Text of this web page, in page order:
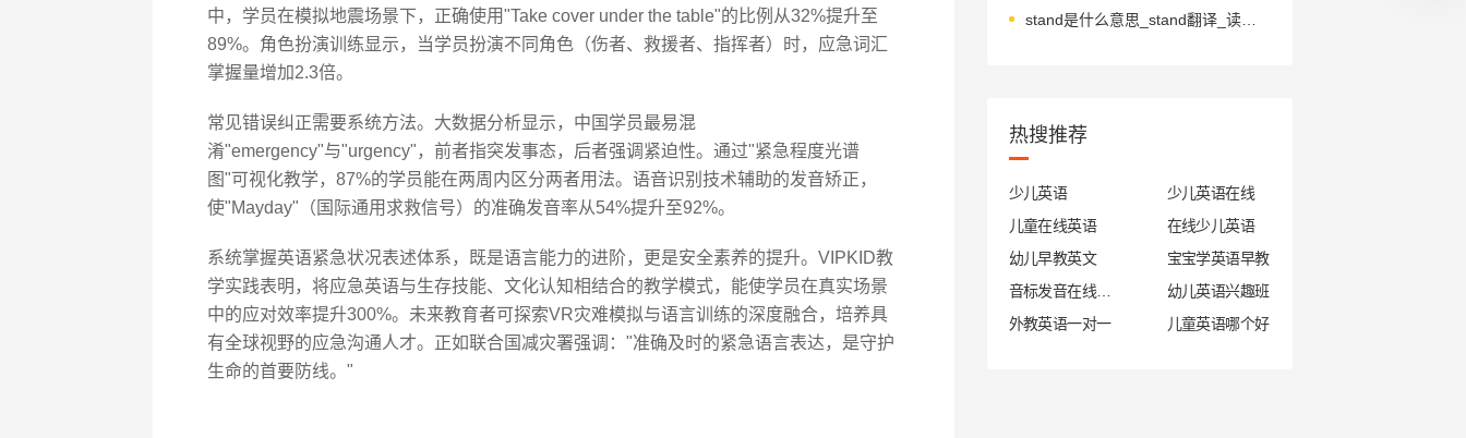
中，学员在模拟地震场景下，正确使用"Take cover under the table"的比例从32%提升至
89%。角色扮演训练显示，当学员扮演不同角色（伤者、救援者、指挥者）时，应急词汇
掌握量增加2.3倍。
常见错误纠正需要系统方法。大数据分析显示，中国学员最易混
淆"emergency"与"urgency"，前者指突发事态，后者强调紧迫性。通过"紧急程度光谱
图"可视化教学，87%的学员能在两周内区分两者用法。语音识别技术辅助的发音矫正，
使"Mayday"（国际通用求救信号）的准确发音率从54%提升至92%。
系统掌握英语紧急状况表述体系，既是语言能力的进阶，更是安全素养的提升。VIPKID教
学实践表明，将应急英语与生存技能、文化认知相结合的教学模式，能使学员在真实场景
中的应对效率提升300%。未来教育者可探索VR灾难模拟与语言训练的深度融合，培养具
有全球视野的应急沟通人才。正如联合国减灾署强调："准确及时的紧急语言表达，是守护
生命的首要防线。"
stand是什么意思_stand翻译_读音_用法_翻译
热搜推荐
少儿英语
少儿英语在线
儿童在线英语
在线少儿英语
幼儿早教英文
宝宝学英语早教
幼儿英语兴趣班
外教英语一对一
儿童英语哪个好